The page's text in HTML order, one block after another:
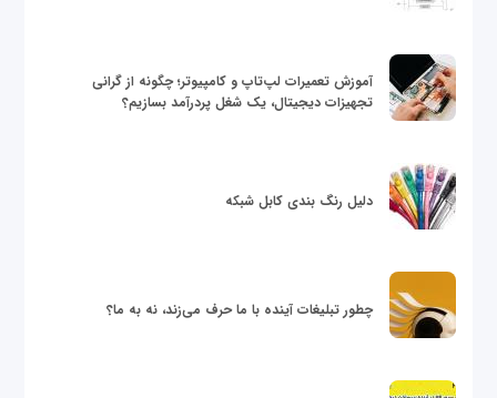
آموزش تعمیرات لپ‌تاپ و کامپیوتر؛ چگونه از گرانی
تجهیزات دیجیتال، یک شغل پردرآمد بسازیم؟
دلیل رنگ بندی کابل شبکه
چطور تبلیغات آینده با ما حرف می‌زند، نه به ما؟